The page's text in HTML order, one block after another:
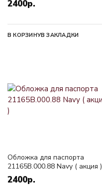
2400р.
В КОРЗИНУВ ЗАКЛАДКИ
Обложка для паспорта
21165B.000.88 Navy ( акция )
2400р.